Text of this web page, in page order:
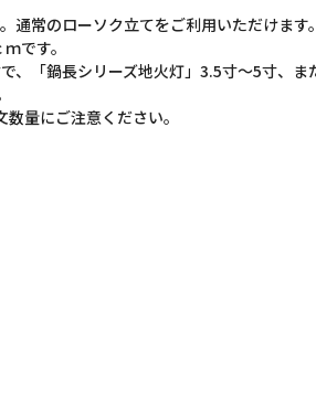
通常のローソク立てをご利用いただけま
です。
、「鍋長シリーズ地火灯」3.5寸～5寸、
量にご注意ください。